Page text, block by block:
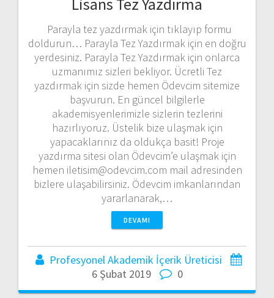
Parayla tez yazdırmak için tıklayıp formu
doldurun… Parayla Tez Yazdırmak için en doğru
yerdesiniz. Parayla Tez Yazdırmak için onlarca
uzmanımız sizleri bekliyor. Ücretli Tez
yazdırmak için sizde hemen Ödevcim sitemize
başvurun. En güncel bilgilerle
akademisyenlerimizle sizlerin tezlerini
hazırlıyoruz. Üstelik bize ulaşmak için
yapacaklarınız da oldukça basit! Proje
yazdırma sitesi olan Ödevcim’e ulaşmak için
hemen iletisim@odevcim.com mail adresinden
bizlere ulaşabilirsiniz. Ödevcim imkanlarından
yararlanarak,…
DEVAMI
Profesyonel Akademik İçerik Üreticisi
6 Şubat 2019
0